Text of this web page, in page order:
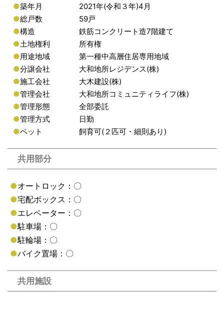
●築年月
2021年(令和３年)4月
●総戸数
59戸
●構造
鉄筋コンクリート造7階建て
●土地権利
所有権
●用途地域
第一種中高層住居専用地域
●分譲会社
大和地所レジデンス(株)
●施工会社
大木建設(株)
●管理会社
大和地所コミュニティライフ(株)
●管理形態
全部委託
●管理方式
日勤
●ペット 飼育可(２匹可・細則あり)
共用部分
●オートロック：〇
●宅配ボックス：〇
●エレベーター：〇
●駐車場：〇
●駐輪場：〇
●バイク置場：〇
共用施設